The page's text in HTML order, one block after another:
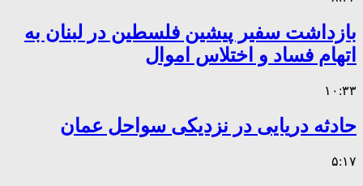
بازداشت سفیر پیشین فلسطین در لبنان به
اتهام فساد و اختلاس اموال
۱۰:۳۳
حادثه دریایی در نزدیکی سواحل عمان
۵:۱۷